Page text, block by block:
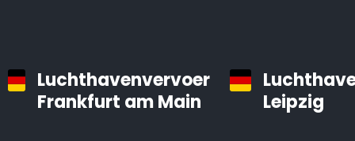
Luchthavenvervoer
Frankfurt am Main
Leipzig